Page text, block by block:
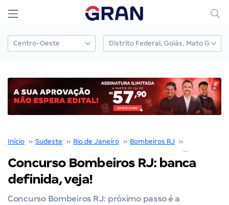
Início ›› Sudeste ›› Rio de Janeiro ›› Bombeiros RJ ››
Concurso Bombeiros RJ: banca
definida, veja!
Concurso Bombeiros RJ: próximo passo é a